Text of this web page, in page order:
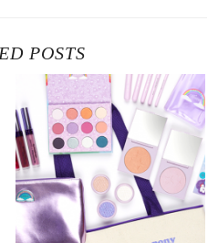
POSTS